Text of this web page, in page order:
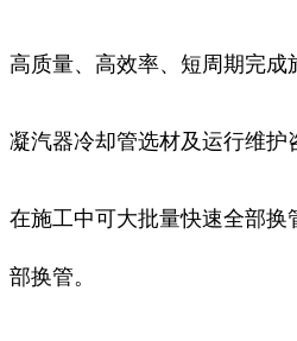
高质量、高效率、短周期完成
凝汽器冷却管选材及运行维护
在施工中可大批量快速全部换
部换管。